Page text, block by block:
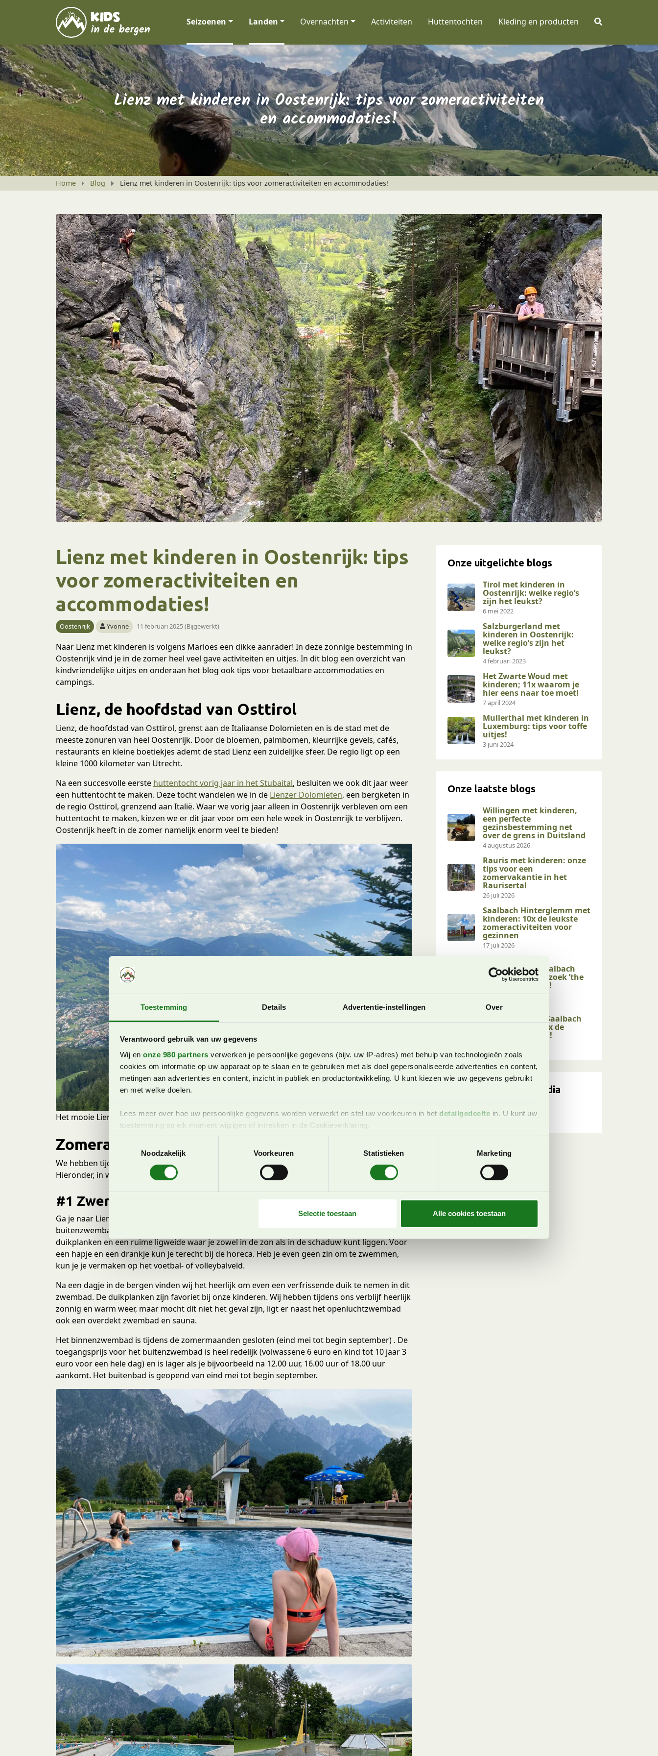
Toestemming Details Advertentie-instellingen Over
Verantwoord gebruik van uw gegevens
Wij en onze 980 partners verwerken je persoonlijke gegevens (bijv. uw IP-adres) met behulp van technologieën zoals
cookies om informatie op uw apparaat op te slaan en te gebruiken met als doel gepersonaliseerde advertenties en content,
metingen aan advertenties en content, inzicht in publiek en productontwikkeling. U kunt kiezen wie uw gegevens gebruikt
en met welke doelen.
Lees meer over hoe uw persoonlijke gegevens worden verwerkt en stel uw voorkeuren in het detailgedeelte in. U kunt uw
toestemming op elk moment wijzigen of intrekken in de Cookieverklaring.
We gebruiken cookies om content en advertenties te personaliseren, om functies voor social media te bieden en om ons
media, adverteren en analyse. Deze partners kunnen deze gegevens combineren met andere informatie die u aan ze heeft
T
e
s
e
i
n
g
s
s
e
l
e
t
i
e
Noodzakelijk Voorkeuren Statistieken Marketing
Selectie toestaan Alle cookies toestaan
Seizoenen Landen Overnachten Activiteiten Huttentochten Kleding en producten
Lienz met kinderen in Oostenrijk: tips voor zomeractiviteiten
en accommodaties!
Home Blog Lienz met kinderen in Oostenrijk: tips voor zomeractiviteiten en accommodaties!
Lienz met kinderen in Oostenrijk: tips
voor zomeractiviteiten en
accommodaties!
Oostenrijk Yvonne 11 februari 2025 (Bijgewerkt)
Naar Lienz met kinderen is volgens Marloes een dikke aanrader! In deze zonnige bestemming in
Oostenrijk vind je in de zomer heel veel gave activiteiten en uitjes. In dit blog een overzicht van
kindvriendelijke uitjes en onderaan het blog ook tips voor betaalbare accommodaties en
campings.
Lienz, de hoofdstad van Osttirol
Lienz, de hoofdstad van Osttirol, grenst aan de Italiaanse Dolomieten en is de stad met de
meeste zonuren van heel Oostenrijk. Door de bloemen, palmbomen, kleurrijke gevels, cafés,
restaurants en kleine boetiekjes ademt de stad Lienz een zuidelijke sfeer. De regio ligt op een
kleine 1000 kilometer van Utrecht.
Na een succesvolle eerste huttentocht vorig jaar in het Stubaital, besluiten we ook dit jaar weer
een huttentocht te maken. Deze tocht wandelen we in de Lienzer Dolomieten, een bergketen in
de regio Osttirol, grenzend aan Italië. Waar we vorig jaar alleen in Oostenrijk verbleven om een
huttentocht te maken, kiezen we er dit jaar voor om een hele week in Oostenrijk te verblijven.
Oostenrijk heeft in de zomer namelijk enorm veel te bieden!
Het mooie Lienz in Oostenrijk! Met kinderen is dit een hele gevarieerde bestemming!
Zomeractiviteiten in Lienz met kinderen
We hebben tijdens onze zomervakantie in Lienz diverse leuke activiteiten ondernomen.
Hieronder, in willekeurige volgorde, onze tips voor een zomervakantie in Lienz met kinderen.
#1 Zwemmen in Dolomitenbad Freibad Lienz
Ga je naar Lienz met kinderen? Het buitenzwembad van Lienz is een heel ruim opgezet
buitenzwembad met tal van faciliteiten. Zo zijn er vier verschillende baden, een glijbaan,
duikplanken en een ruime ligweide waar je zowel in de zon als in de schaduw kunt liggen. Voor
een hapje en een drankje kun je terecht bij de horeca. Heb je even geen zin om te zwemmen,
kun je je vermaken op het voetbal- of volleybalveld.
Na een dagje in de bergen vinden wij het heerlijk om even een verfrissende duik te nemen in dit
zwembad. De duikplanken zijn favoriet bij onze kinderen. Wij hebben tijdens ons verblijf heerlijk
zonnig en warm weer, maar mocht dit niet het geval zijn, ligt er naast het openluchtzwembad
ook een overdekt zwembad en sauna.
Het binnenzwembad is tijdens de zomermaanden gesloten (eind mei tot begin september) . De
toegangsprijs voor het buitenzwembad is heel redelijk (volwassene 6 euro en kind tot 10 jaar 3
euro voor een hele dag) en is lager als je bijvoorbeeld na 12.00 uur, 16.00 uur of 18.00 uur
aankomt. Het buitenbad is geopend van eind mei tot begin september.
Onze uitgelichte blogs
Tirol met kinderen in
Oostenrijk: welke regio’s
zijn het leukst?
6 mei 2022
Salzburgerland met
kinderen in Oostenrijk:
welke regio’s zijn het
leukst?
4 februari 2023
Het Zwarte Woud met
kinderen; 11x waarom je
hier eens naar toe moet!
7 april 2024
Mullerthal met kinderen in
Luxemburg: tips voor toffe
uitjes!
3 juni 2024
Onze laatste blogs
Willingen met kinderen,
een perfecte
gezinsbestemming net
over de grens in Duitsland
4 augustus 2026
Rauris met kinderen: onze
tips voor een
zomervakantie in het
Raurisertal
26 juli 2026
Saalbach Hinterglemm met
kinderen: 10x de leukste
zomeractiviteiten voor
gezinnen
17 juli 2026
activiteiten in Saalbach
Hinterglemm: bezoek ’the
end of the valley’!
17 juli 2026
Kindvriendelijke
wandelingen in Saalbach
Hinterglemm: 10x de
leukste op een rij!
Volg ons op social media